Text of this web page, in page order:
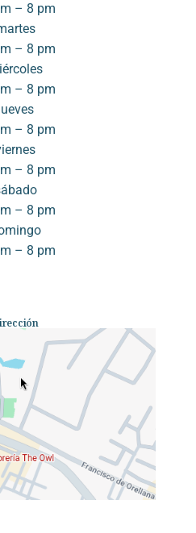
– 8 pm
– 8 pm
– 8 pm
– 8 pm
– 8 pm
– 8 pm
– 8 pm